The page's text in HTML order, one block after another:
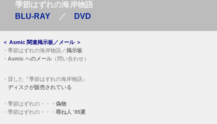
季節はずれの海岸物語
BLU-RAY ／ DVD
＜ Asmic 関連掲示板／メール＞
・ 季節はずれの海岸物語／掲示板
・ Asmic へのメール（問い合わせ）
・ 貸した『季節はずれの海岸物語』
ディスクが販売されている
・ 季節はずれの・・・ 偽物
・ 季節はずれの・・・ 尋ね人 '89夏